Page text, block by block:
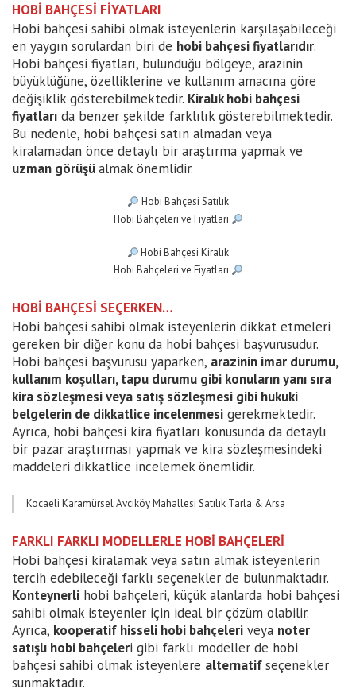
HOBİ BAHÇESİ FİYATLARI
Hobi bahçesi sahibi olmak isteyenlerin karşılaşabileceği
en yaygın sorulardan biri de hobi bahçesi fiyatlarıdır.
Hobi bahçesi fiyatları, bulunduğu bölgeye, arazinin
büyüklüğüne, özelliklerine ve kullanım amacına göre
değişiklik gösterebilmektedir. Kiralık hobi bahçesi
fiyatları da benzer şekilde farklılık gösterebilmektedir.
Bu nedenle, hobi bahçesi satın almadan veya
kiralamadan önce detaylı bir araştırma yapmak ve
uzman görüşüalmak önemlidir.
Hobi Bahçesi Satılık
Hobi Bahçeleri ve Fiyatları
Hobi Bahçesi Kiralık
Hobi Bahçeleri ve Fiyatları
HOBİ BAHÇESİ SEÇERKEN…
Hobi bahçesi sahibi olmak isteyenlerin dikkat etmeleri
gereken bir diğer konu da hobi bahçesi başvurusudur.
Hobi bahçesi başvurusu yaparken, arazinin imar durumu,
kullanım koşulları, tapu durumu gibi konuların yanı sıra
kira sözleşmesi veya satış sözleşmesi gibi hukuki
belgelerin de dikkatlice incelenmesi gerekmektedir.
Ayrıca, hobi bahçesi kira fiyatları konusunda da detaylı
bir pazar araştırması yapmak ve kira sözleşmesindeki
maddeleri dikkatlice incelemek önemlidir.
Kocaeli Karamürsel Avcıköy Mahallesi Satılık Tarla & Arsa
FARKLI FARKLI MODELLERLE HOBİ BAHÇELERİ
Hobi bahçesi kiralamak veya satın almak isteyenlerin
tercih edebileceği farklı seçenekler de bulunmaktadır.
Konteynerli hobi bahçeleri, küçük alanlarda hobi bahçesi
sahibi olmak isteyenler için ideal bir çözüm olabilir.
Ayrıca, kooperatif hisseli hobi bahçeleri veya noter
satışlı hobi bahçeleri gibi farklı modeller de hobi
bahçesi sahibi olmak isteyenlere alternatifseçenekler
sunmaktadır.